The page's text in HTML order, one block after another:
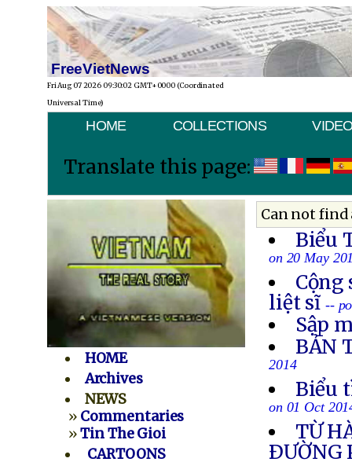
FreeVietNews
Fri Aug 07 2026 09:30:02 GMT+0000 (Coordinated
Universal Time)
HOME COLLECTIONS
Translate this page:
HOME
Archives
NEWS
» Commentaries
»Tin The Gioi
CARTOONS
Can not
Biểu
on 20 May
Cộng
liệt sĩ --
Sập
BẢN
2014
Biểu
on 01 Oct
TỪ
ÐƯỜNG